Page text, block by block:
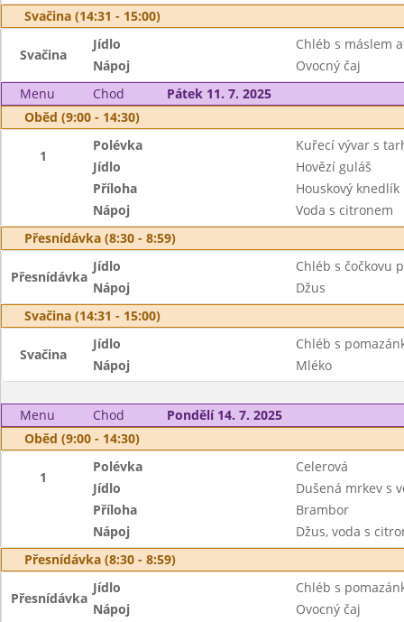
Svačina (14:31 - 15:00)
Svačina
Jídlo
Chléb s máslem
Nápoj
Ovocný čaj
Menu
Chod
Pátek 11. 7. 2025
Oběd (9:00 - 14:30)
1
Polévka
Kuřecí vývar s
Jídlo
Hovězí guláš
Příloha
Houskový knedlík
Nápoj
Voda s citronem
Přesnídávka (8:30 - 8:59)
Přesnídávka
Jídlo
Chléb s čočkovu
Nápoj
Džus
Svačina (14:31 - 15:00)
Svačina
Jídlo
Chléb s
Nápoj
Mléko
Menu Chod
Pondělí 14. 7. 2025
Oběd (9:00 - 14:30)
1
Polévka
Celerová
Jídlo
Dušená mrkev s
Příloha
Brambor
Nápoj
Džus, voda s
Přesnídávka (8:30 - 8:59)
Přesnídávka
Jídlo
Chléb s
Nápoj
Ovocný čaj